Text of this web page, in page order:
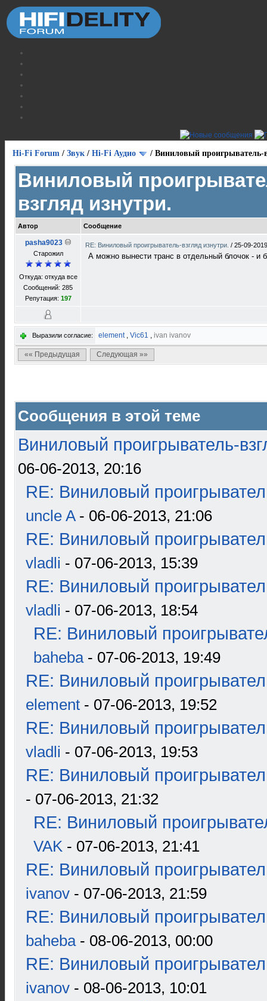
Hi-Fi Forum / Звук / Hi-Fi Аудио / Виниловый проигрыватель-
Виниловый
взгляд изнутри.
Автор Сообщение
pasha9023
Старожил
Откуда: откуда все
Сообщений: 285
Репутация: 197
RE: Виниловый проигрыватель-взгляд изнутри. / 25-09-
А можно вынести транс в отдельный блочок -
Выразили согласие: element, Vic61 , ivan ivanov
«« Предыдущая Следующая »»
Сообщения в этой теме
Виниловый проигрыватель-
06-06-2013, 20:16
RE: Виниловый
uncle A- 06-06-2013, 21:06
RE: Виниловый
vladli - 07-06-2013, 15:39
RE: Виниловый
vladli - 07-06-2013, 18:54
RE: Виниловый
baheba- 07-06-2013, 19:49
RE: Виниловый
element - 07-06-2013, 19:52
RE: Виниловый
vladli - 07-06-2013, 19:53
RE: Виниловый
- 07-06-2013, 21:32
RE: Виниловый
VAK - 07-06-2013, 21:41
RE: Виниловый
ivanov - 07-06-2013, 21:59
RE: Виниловый
baheba- 08-06-2013, 00:00
RE: Виниловый
ivanov - 08-06-2013, 10:01